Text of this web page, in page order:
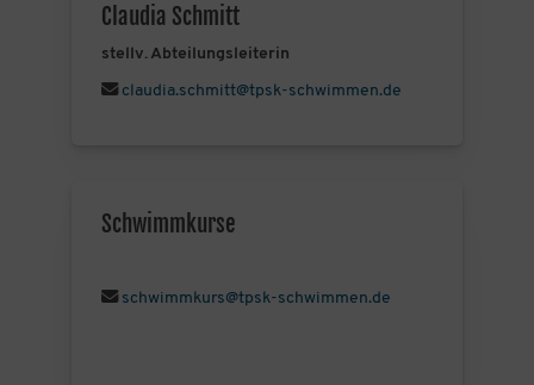
Claudia Schmitt
stellv. Abteilungsleiterin
claudia.schmitt@tpsk-schwimmen.de
Schwimmkurse
schwimmkurs@tpsk-schwimmen.de